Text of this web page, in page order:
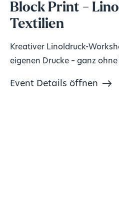
Block Print -
Textilien
Kreativer Linoldruck-
eigenen Drucke – ganz
Event Details öffnen